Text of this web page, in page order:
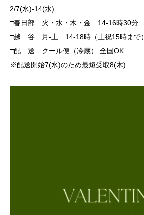
2/7(水)-14(水)
□春日部 火・水・木・金 14-16時30分
□越 谷 月-土 14-18時（土祝15時まで）
□配 送 クール便（冷蔵） 全国OK
※配送開始7(水)のため最短受取8(木)